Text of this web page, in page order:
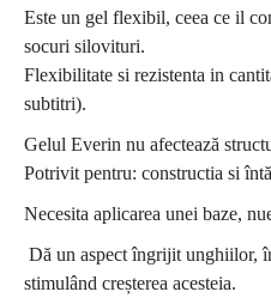
Este un gel flexibil, ceea ce il
socuri silovituri.
Flexibilitate si rezistenta in
subtitri).
Gelul Everin nu afectează
Potrivit pentru: constructia si
Necesita aplicarea unei baze,
Dă un aspect îngrijit unghiilor,
stimulând creșterea acesteia.